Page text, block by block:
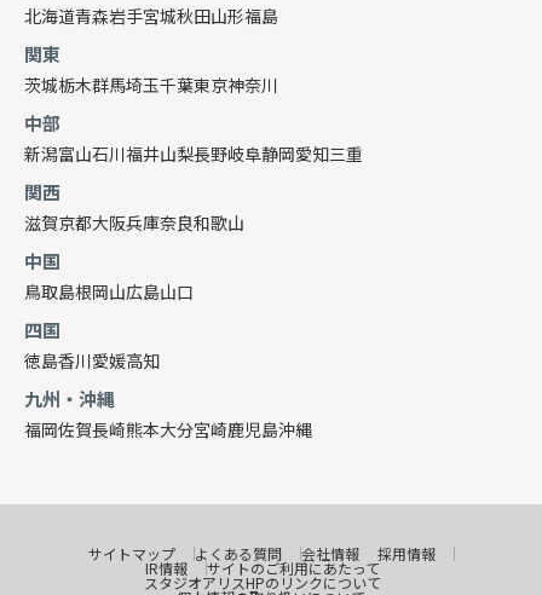
北海道青森岩手宮城秋田山形福島
関東
茨城栃木群馬埼玉千葉東京神奈川
中部
新潟富山石川福井山梨長野岐阜静岡愛知三重
関西
滋賀京都大阪兵庫奈良和歌山
中国
鳥取島根岡山広島山口
四国
徳島香川愛媛高知
九州・沖縄
福岡佐賀長崎熊本大分宮崎鹿児島沖縄
サイトマップ よくある質問 会社情報 採用情報
IR情報 サイトのご利用にあたって
スタジオアリスHPのリンクについて